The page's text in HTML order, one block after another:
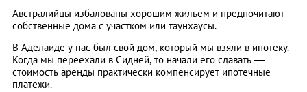
Австралийцы избалованы хорошим жильем и предпочитают
собственные дома с участком или таунхаусы.
В Аделаиде у нас был свой дом, который мы взяли в ипотеку.
Когда мы переехали в Сидней, то начали его сдавать —
стоимость аренды практически компенсирует ипотечные
платежи.